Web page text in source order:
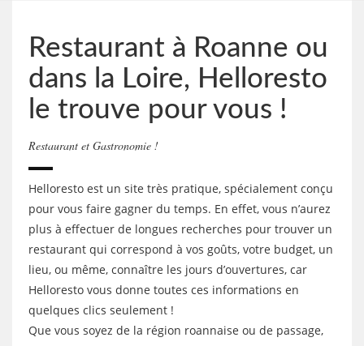
Restaurant à Roanne ou
dans la Loire, Helloresto
le trouve pour vous !
Restaurant et Gastronomie !
Helloresto est un site très pratique, spécialement conçu
pour vous faire gagner du temps. En effet, vous n’aurez
plus à effectuer de longues recherches pour trouver un
restaurant qui correspond à vos goûts, votre budget, un
lieu, ou même, connaître les jours d’ouvertures, car
Helloresto vous donne toutes ces informations en
quelques clics seulement !
Que vous soyez de la région roannaise ou de passage,